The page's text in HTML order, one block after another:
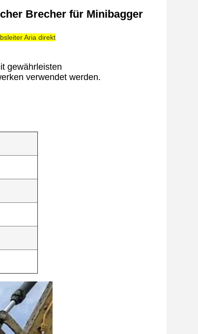
Brecher für Minibagger
Aria direkt
gewährleisten
verwendet werden.